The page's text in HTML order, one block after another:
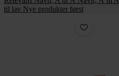
til lav Nye produkter først